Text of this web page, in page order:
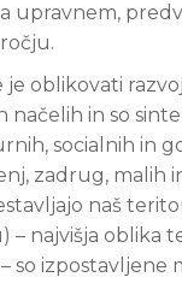
upravnem,
je oblikovati
načelih in so
socialnih in
zadrug, malih
naš
– najvišja oblika
so izpostavljene